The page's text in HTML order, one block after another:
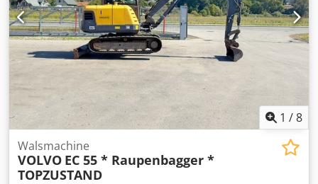
1 /8
Walsmachine
VOLVO EC 55 * Raupenbagger *
TOPZUSTAND